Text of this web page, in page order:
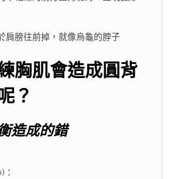
肩膀往前掉，就像烏龜的脖子
胸肌會造成圓背
？
造成的錯